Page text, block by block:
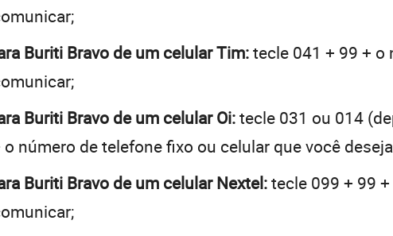
Buriti Bravo de um celular Tim:tecle 041 + 99 + o
Buriti Bravo de um celular Oi:tecle 031 ou 014
número de telefone fixo ou celular que você
Buriti Bravo de um celular Nextel:tecle 099 + 99